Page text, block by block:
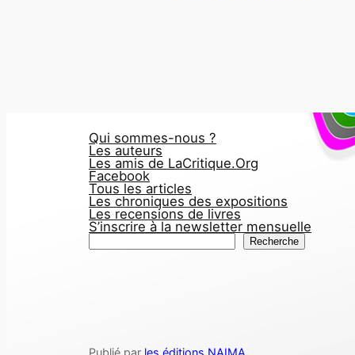
Qui sommes-nous ?
Les auteurs
Les amis de LaCritique.Org
Facebook
Tous les articles
Les chroniques des expositions
Les recensions de livres
S’inscrire à la newsletter mensuelle
r
Recherche
Publié par les éditions NAIMA